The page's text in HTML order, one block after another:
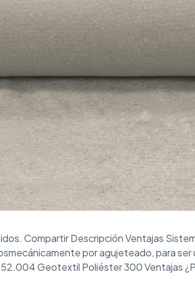
Compartir Descripción Ventajas
por agujeteado, para
Geotextil Poliéster 300 Ventajas